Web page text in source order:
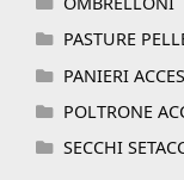
PASTURE
PANIERI
POLTRONE
SECCHI